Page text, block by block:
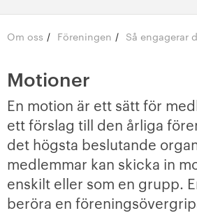
BLI MEDLEM
MINA SIDOR
Om oss
Föreningen
Medlemsmöten
Om oss / Föreningen / Så engagerar
Motioner
En motion är ett sätt för
ett förslag till den årliga
det högsta beslutande
medlemmar kan skicka in
enskilt eller som en grupp.
beröra en